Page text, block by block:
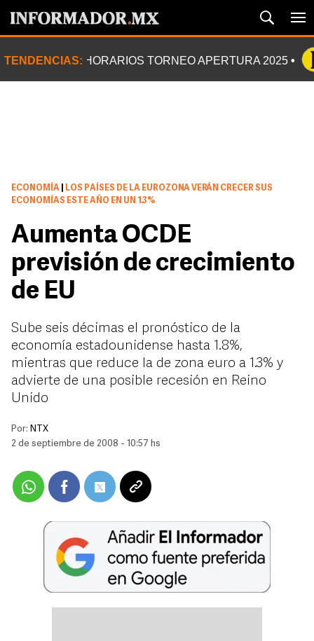
TENDENCIAS: HORARIOS TORNEO APERTURA 2025
ECONOMÍA
LOS PAÍSES DE LA EUROZONA VERÁN CRECER SUS
ECONOMÍAS ESTE AÑO EN UN 1.3%
Aumenta OCDE
previsión de crecimiento
de EU
Sube seis décimas el pronóstico de la
economía estadounidense hasta 1.8%,
mientras que reduce la de zona euro a 1.3% y
advierte de una posible recesión en Reino
Unido
Por: NTX
2 de septiembre de 2008 - 10:57 hs